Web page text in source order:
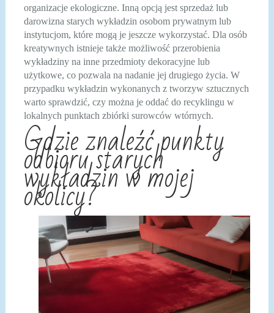
organizacje ekologiczne. Inną opcją jest sprzedaż lub
darowizna starych wykładzin osobom prywatnym lub
instytucjom, które mogą je jeszcze wykorzystać. Dla osób
kreatywnych istnieje także możliwość przerobienia
wykładziny na inne przedmioty dekoracyjne lub
użytkowe, co pozwala na nadanie jej drugiego życia. W
przypadku wykładzin wykonanych z tworzyw sztucznych
warto sprawdzić, czy można je oddać do recyklingu w
lokalnych punktach zbiórki surowców wtórnych.
Gdzie znaleźć punkty
odbioru starych
wykładzin w mojej
okolicy?